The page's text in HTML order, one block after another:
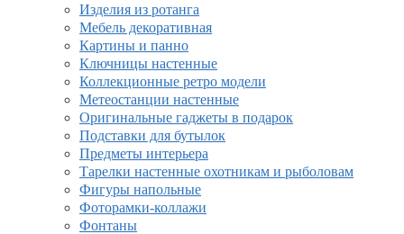
Изделия из ротанга
Мебель декоративная
Картины и панно
Ключницы настенные
Коллекционные ретро модели
Метеостанции настенные
Оригинальные гаджеты в подарок
Подставки для бутылок
Предметы интерьера
Тарелки настенные охотникам и рыболовам
Фигуры напольные
Фоторамки-коллажи
Фонтаны